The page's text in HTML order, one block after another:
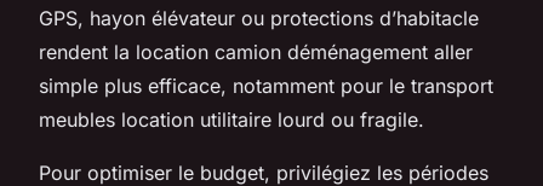
GPS, hayon élévateur ou protections d’habitacle
rendent la location camion déménagement aller
simple plus efficace, notamment pour le transport
meubles location utilitaire lourd ou fragile.
Pour optimiser le budget, privilégiez les périodes